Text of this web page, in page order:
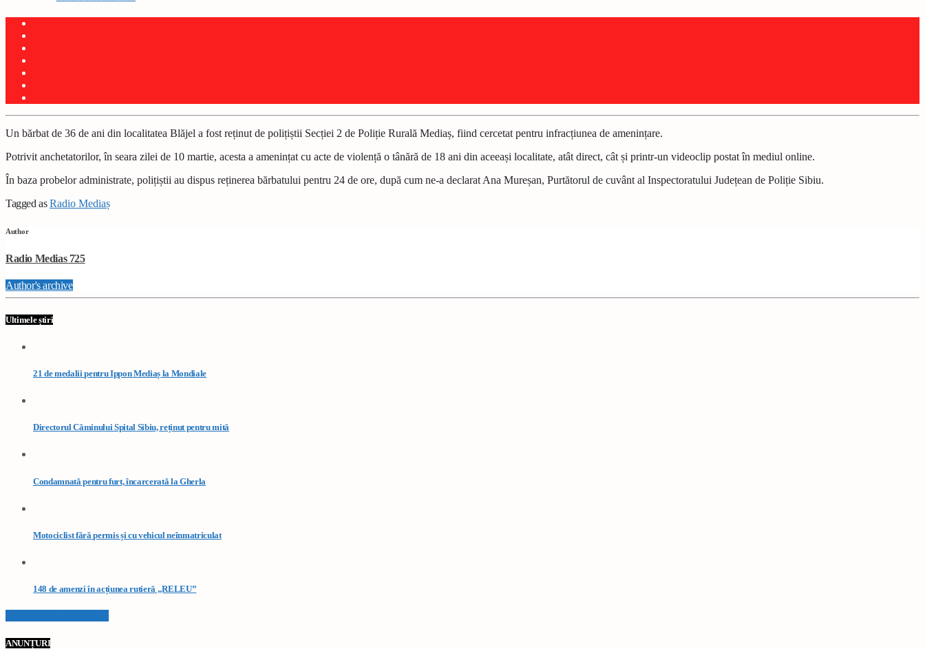
Un bărbat de 36 de ani din localitatea Blăjel a fost reținut de polițiștii Secției 2 de Poliție Rurală Mediaș, fiind cercetat pentru infracțiunea de amenințare.
Potrivit anchetatorilor, în seara zilei de 10 martie, acesta a amenințat cu acte de violență o tânără de 18 ani din aceeași localitate, atât direct, cât și printr-un videoclip postat în mediul online.
În baza probelor administrate, polițiștii au dispus reținerea bărbatului pentru 24 de ore, după cum ne-a declarat Ana Mureșan, Purtătorul de cuvânt al Inspectoratului Județean de Poliție Sibiu.
Tagged asRadio Mediaș
Author
Radio Medias 725
Author's archive
Ultimele știri
21 de medalii pentru Ippon Mediaș la Mondiale
Directorul Căminului Spital Sibiu, reținut pentru mită
Condamnată pentru furt, încarcerată la Gherla
Motociclist fără permis și cu vehicul neînmatriculat
148 de amenzi în acțiunea rutieră „RELEU”
ANUNȚURI